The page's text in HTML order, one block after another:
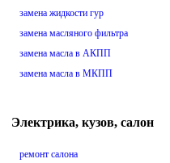
замена жидкости гур
замена масляного фильтра
замена масла в АКПП
замена масла в МКПП
Электрика, кузов, салон
ремонт салона